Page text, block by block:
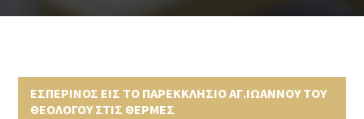
ΕΣΠΕΡΙΝΟΣ ΕΙΣ ΤΟ ΠΑΡΕΚΚΛΗΣΙΟ ΑΓ.ΙΩΑΝΝΟΥ ΤΟΥ
ΘΕΟΛΟΓΟΥ ΣΤΙΣ ΘΕΡΜΕΣ